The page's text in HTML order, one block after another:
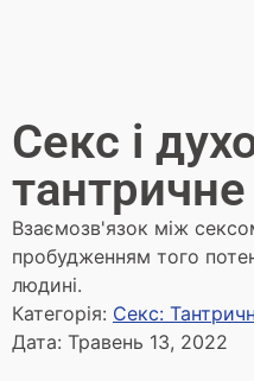
Секс і
Взаємозв'язок між
пробудженням того
людині.
Категорія: Секс:
Дата: Травень 13, 2022